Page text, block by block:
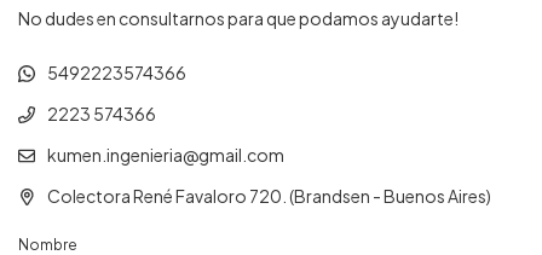
No dudes en consultarnos para que podamos ayudarte!
5492223574366
2223 574366
kumen.ingenieria@gmail.com
Colectora René Favaloro 720. (Brandsen - Buenos Aires)
Nombre